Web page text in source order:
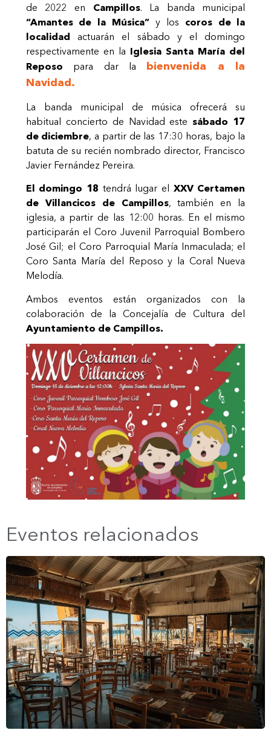
de 2022 en Campillos. La banda municipal
“Amantes de la Música” y los coros de la
localidad actuarán el sábado y el domingo
respectivamente en la Iglesia Santa María del
Reposo para dar la bienvenida a la
Navidad.
La banda municipal de música ofrecerá su
habitual concierto de Navidad estesábado 17
de diciembre, a partir de las 17:30 horas, bajo la
batuta de su recién nombrado director, Francisco
Javier Fernández Pereira.
El domingo 18 tendrá lugar el XXV Certamen
de Villancicos de Campillos, también en la
iglesia, a partir de las 12:00 horas. En el mismo
participarán el Coro Juvenil Parroquial Bombero
José Gil; el Coro Parroquial María Inmaculada; el
Coro Santa María del Reposo y la Coral Nueva
Melodía.
Ambos eventos están organizados con la
colaboración de la Concejalía de Cultura del
Ayuntamiento de Campillos.
Eventos relacionados